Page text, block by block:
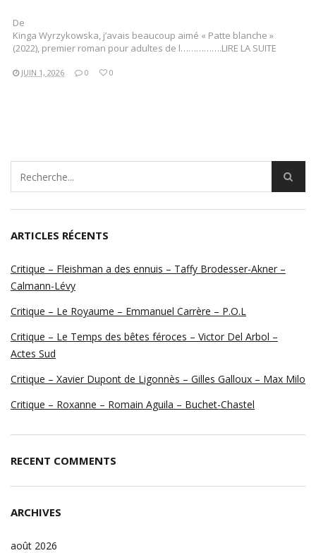
De
Kinga Wyrzykowska, j’avais beaucoup aimé « Patte blanche »
(2022), premier roman pour adultes de l…………….LIRE LA SUITE
JUIN 1, 2026 0 0
ARTICLES RÉCENTS
Critique – Fleishman a des ennuis – Taffy Brodesser-Akner –
Calmann-Lévy
Critique – Le Royaume – Emmanuel Carrère – P.O.L
Critique – Le Temps des bêtes féroces – Victor Del Arbol –
Actes Sud
Critique – Xavier Dupont de Ligonnès – Gilles Galloux – Max Milo
Critique – Roxanne – Romain Aguila – Buchet-Chastel
RECENT COMMENTS
ARCHIVES
août 2026